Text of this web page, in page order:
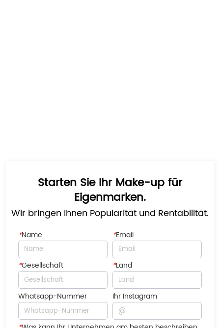
Starten Sie Ihr Make-up für
Eigenmarken.
Wir bringen Ihnen Popularität und Rentabilität.
*Name *Email
*Gesellschaft *Land
Whatsapp-Nummer Ihr Instagram